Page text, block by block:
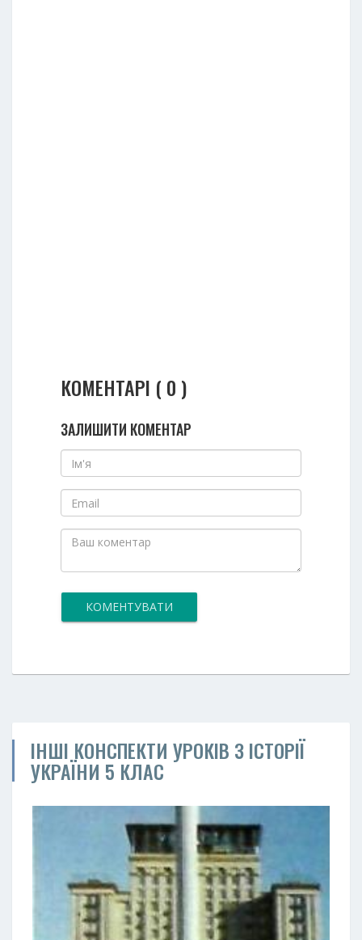
КОМЕНТАРІ ( 0 )
ЗАЛИШИТИ КОМЕНТАР
КОМЕНТУВАТИ
ІНШІ КОНСПЕКТИ УРОКІВ З ІСТОРІЇ
УКРАЇНИ 5 КЛАС